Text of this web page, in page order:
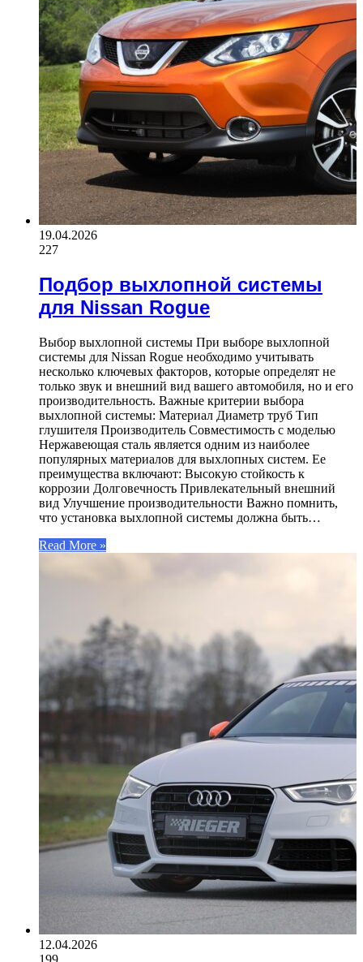
19.04.2026
227
Подбор выхлопной системы
для Nissan Rogue
Выбор выхлопной системы При выборе выхлопной
системы для Nissan Rogue необходимо учитывать
несколько ключевых факторов, которые определят не
только звук и внешний вид вашего автомобиля, но и его
производительность. Важные критерии выбора
выхлопной системы: Материал Диаметр труб Тип
глушителя Производитель Совместимость с моделью
Нержавеющая сталь является одним из наиболее
популярных материалов для выхлопных систем. Ее
преимущества включают: Высокую стойкость к
коррозии Долговечность Привлекательный внешний
вид Улучшение производительности Важно помнить,
что установка выхлопной системы должна быть…
Read More »
12.04.2026